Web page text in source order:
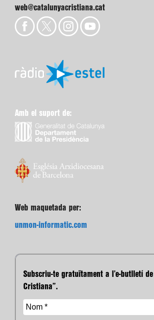
web@catalunyacristiana.cat
Amb el suport de:
Web maquetada per:
unmon-informatic.com
Subscriu-te gratuïtament a l’e-butlletí
Cristiana”.